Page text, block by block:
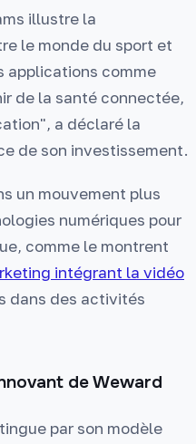
illustre la
le monde du sport et
applications comme
de la santé connectée,
a déclaré la
de son investissement.
un mouvement plus
numériques pour
comme le montrent
intégrant la vidéo
dans des activités
de Weward
par son modèle